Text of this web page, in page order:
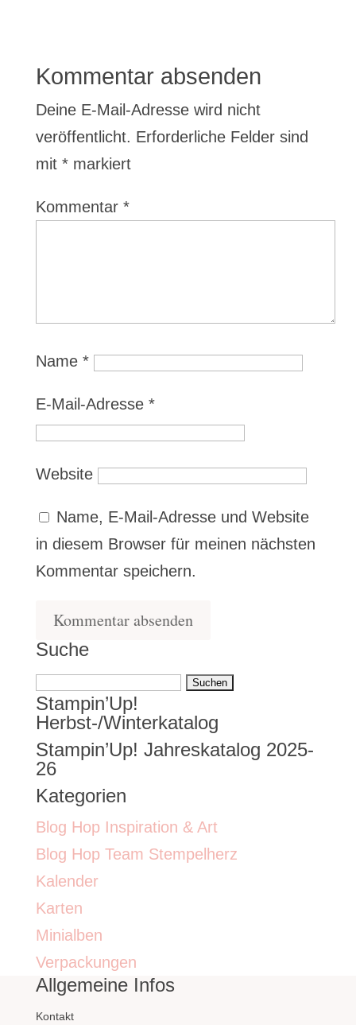
Kommentar absenden
Deine E-Mail-Adresse wird nicht
veröffentlicht. Erforderliche Felder sind
mit *markiert
Kommentar *
Name *
E-Mail-Adresse *
Website
Name, E-Mail-Adresse und Website
in diesem Browser für meinen nächsten
Kommentar speichern.
Suche
Suchen
nach:
Stampin’Up!
Herbst-/Winterkatalog
Stampin’Up! Jahreskatalog 2025-
26
Kategorien
Blog Hop Inspiration & Art
Blog Hop Team Stempelherz
Kalender
Karten
Minialben
Verpackungen
Allgemeine Infos
Kontakt